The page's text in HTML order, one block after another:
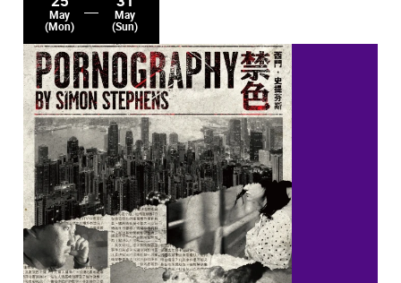
May
(Mon)
May
(Sun)